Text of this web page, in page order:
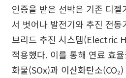
인증을 받은 선박은 기존 디젤
서 벗어나 발전기와 추진 전동
브리드 추진 시스템(Electric
적용했다. 이를 통해 연료 효
화물(SOx)과 이산화탄소